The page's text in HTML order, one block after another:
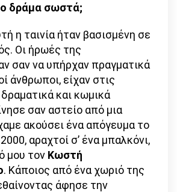
δράμα σωστά;
η ταινία ήταν βασισμένη σε
Οι ήρωές της
σαν να υπήρχαν πραγματικά
άνθρωποι, είχαν στις
και κωμικά
σαν αστείο από μια
ακούσει ένα απόγευμα το
αραχτοί σ’ ένα μπαλκόνι,
μου τον Κωστή
. Κάποιος από ένα χωριό της
άφησε την